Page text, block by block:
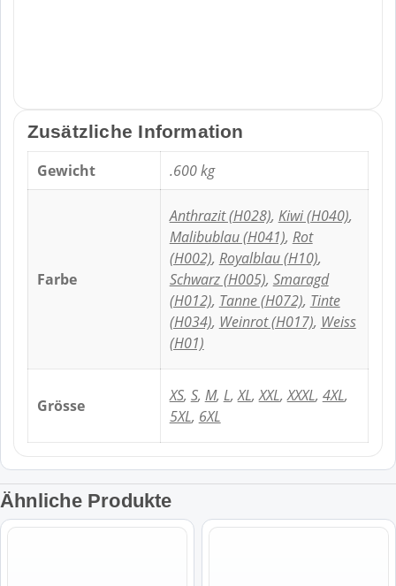
Zusätzliche Information
Gewicht .600 kg
Farbe
Anthrazit (H028), Kiwi (H040),
Malibublau (H041), Rot
(H002), Royalblau (H10),
Schwarz (H005), Smaragd
(H012), Tanne (H072), Tinte
(H034), Weinrot (H017), Weiss
(H01)
Grösse
XS, S, M, L,XL,XXL,XXXL, 4XL,
5XL, 6XL
Ähnliche Produkte